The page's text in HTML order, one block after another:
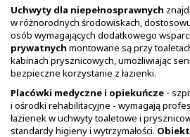
Uchwyty dla niepełnosprawnych
w różnorodnych środowiskach,
osób wymagających dodatkowego
prywatnych montowane są przy
kabinach prysznicowych, umożliwiając
bezpieczne korzystanie z łazienki.
Placówki medyczne i opiekuńcze -
i ośrodki rehabilitacyjne - wymagają
łazienek w uchwyty toaletowe i
standardy higieny i wytrzymałości.